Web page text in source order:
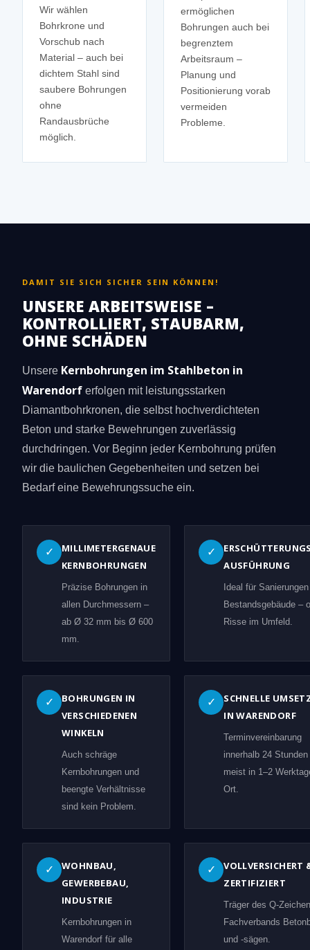
Wir wählen
Bohrkrone und
Vorschub nach
Material – auch bei
dichtem Stahl sind
saubere Bohrungen
ohne
Randausbrüche
möglich.
ermöglichen
Bohrungen auch bei
begrenztem
Arbeitsraum –
Planung und
Positionierung vorab
vermeiden
Probleme.
DAMIT SIE SICH SICHER SEIN KÖNNEN!
UNSERE ARBEITSWEISE –
KONTROLLIERT, STAUBARM,
OHNE SCHÄDEN
Unsere Kernbohrungen im Stahlbeton in
Warendorf erfolgen mit leistungsstarken
Diamantbohrkronen, die selbst hochverdichteten
Beton und starke Bewehrungen zuverlässig
durchdringen. Vor Beginn jeder Kernbohrung prüfen
wir die baulichen Gegebenheiten und setzen bei
Bedarf eine Bewehrungssuche ein.
✓
MILLIMETERGENAUE
KERNBOHRUNGEN
Präzise Bohrungen in
allen Durchmessern –
ab Ø 32 mm bis Ø 600
mm.
✓
AUSFÜHRUNG
Ideal für
Bestandsgebäude –
Risse im Umfeld.
✓
BOHRUNGEN IN
VERSCHIEDENEN
WINKELN
Auch schräge
Kernbohrungen und
beengte Verhältnisse
sind kein Problem.
✓
SCHNELLE
IN WARENDORF
Terminvereinbarung
innerhalb 24 Stunden
meist in 1–2
Ort.
✓
WOHNBAU,
GEWERBEBAU,
INDUSTRIE
Kernbohrungen in
Warendorf für alle
✓
VOLLVERSICHERT
ZERTIFIZIERT
Träger des Q-
Fachverbands
und -sägen.